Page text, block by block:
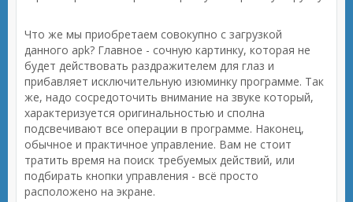
Что же мы приобретаем совокупно с загрузкой
данного apk? Главное - сочную картинку, которая не
будет действовать раздражителем для глаз и
прибавляет исключительную изюминку программе. Так
же, надо сосредоточить внимание на звуке который,
характеризуется оригинальностью и сполна
подсвечивают все операции в программе. Наконец,
обычное и практичное управление. Вам не стоит
тратить время на поиск требуемых действий, или
подбирать кнопки управления - всё просто
расположено на экране.